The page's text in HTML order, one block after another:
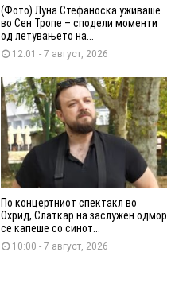
(Фото) Луна Стефаноска уживаше
во Сен Тропе – сподели моменти
од летувањето на...
12:01 - 7 август, 2026
По концертниот спектакл во
Охрид, Слаткар на заслужен одмор
се капеше со синот...
10:00 - 7 август, 2026